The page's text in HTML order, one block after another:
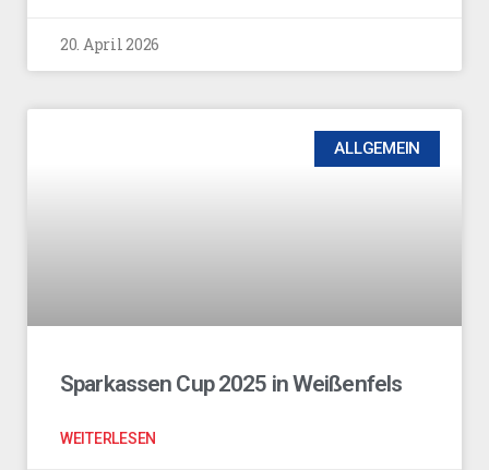
20. April 2026
ALLGEMEIN
Sparkassen Cup 2025 in Weißenfels
WEITERLESEN